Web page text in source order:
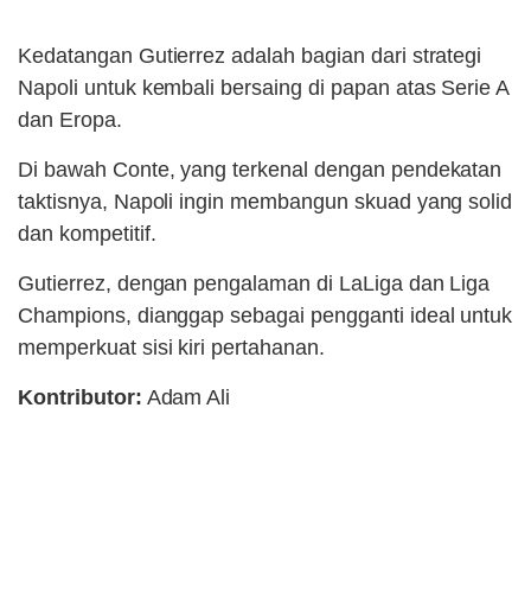
Kedatangan Gutierrez adalah bagian dari strategi
Napoli untuk kembali bersaing di papan atas Serie A
dan Eropa.
Di bawah Conte, yang terkenal dengan pendekatan
taktisnya, Napoli ingin membangun skuad yang solid
dan kompetitif.
Gutierrez, dengan pengalaman di LaLiga dan Liga
Champions, dianggap sebagai pengganti ideal untuk
memperkuat sisi kiri pertahanan.
Kontributor: Adam Ali